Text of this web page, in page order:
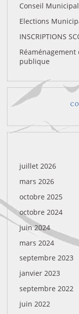
Conseil
Elections
INSCRIPTIONS
Réaménagement
publique
juillet 2026
mars 2026
octobre 2025
octobre 2024
juin 2024
mars 2024
septembre 2023
janvier 2023
septembre 2022
juin 2022